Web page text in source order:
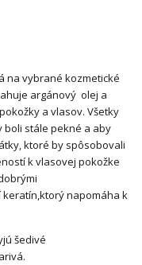
na vybrané kozmetické
argánový olej a
a vlasov. Všetky
boli stále pekné a aby
ktoré by spôsobovali
k vlasovej pokožke
napomáha k
šedivé